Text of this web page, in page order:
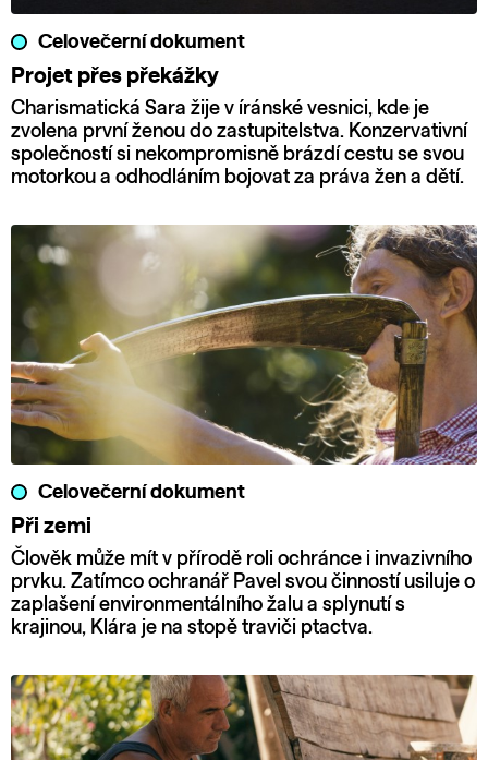
Celovečerní dokument
Projet přes překážky
Charismatická Sara žije v íránské vesnici, kde je
zvolena první ženou do zastupitelstva. Konzervativní
společností si nekompromisně brázdí cestu se svou
motorkou a odhodláním bojovat za práva žen a dětí.
Celovečerní dokument
Při zemi
Člověk může mít v přírodě roli ochránce i invazivního
prvku. Zatímco ochranář Pavel svou činností usiluje o
zaplašení environmentálního žalu a splynutí s
krajinou, Klára je na stopě traviči ptactva.